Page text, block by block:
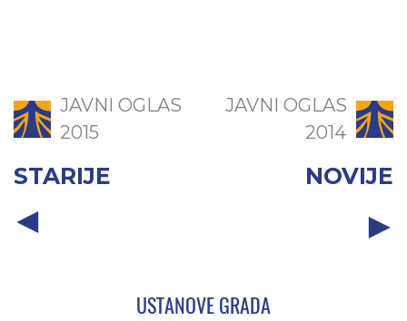
JAVNI OGLAS
2015
STARIJE
JAVNI OGLAS
2014
NOVIJE
USTANOVE GRADA